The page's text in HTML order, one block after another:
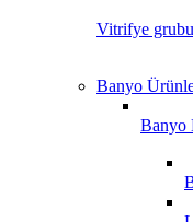
Vitrifye grubu
Banyo
Banyo